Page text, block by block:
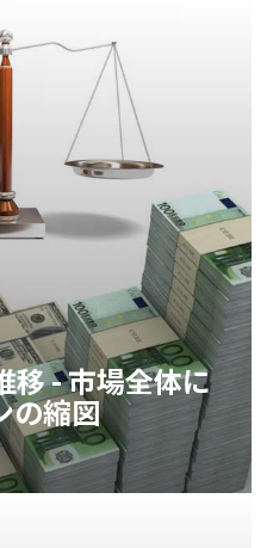
移 - 市場全体に
の縮図